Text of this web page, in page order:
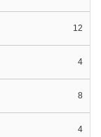
12
4
8
4